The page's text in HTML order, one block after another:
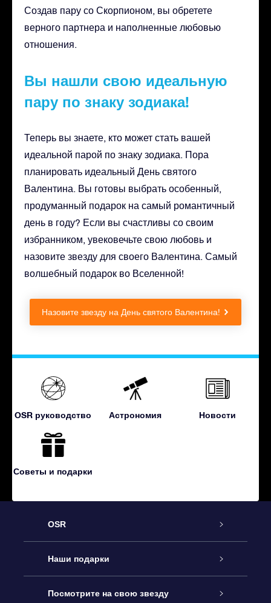
Создав пару со Скорпионом, вы обретете
верного партнера и наполненные любовью
отношения.
Вы нашли свою идеальную
пару по знаку зодиака!
Теперь вы знаете, кто может стать вашей
идеальной парой по знаку зодиака. Пора
планировать идеальный День святого
Валентина. Вы готовы выбрать особенный,
продуманный подарок на самый романтичный
день в году? Если вы счастливы со своим
избранником, увековечьте свою любовь и
назовите звезду для своего Валентина. Самый
волшебный подарок во Вселенной!
Назовите звезду на День святого Валентина!
OSR руководство Астрономия Новости
Советы и подарки
OSR
Обслуживание
Как с нами связаться
Наши подарки
Онлайн подарок Online Star Gift
Посмотрите на свою звезду